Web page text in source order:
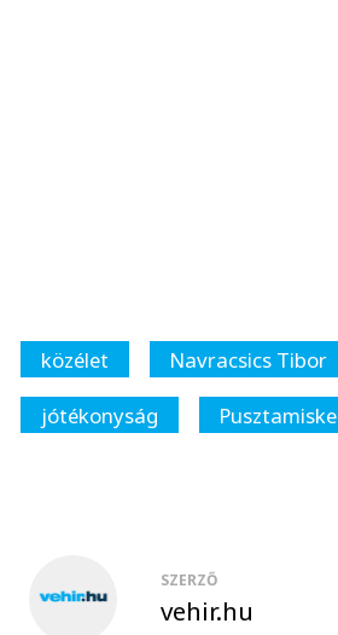
közélet
Navracsics Tibor
jótékonyság
Pusztamiske
SZERZŐ
vehir.hu